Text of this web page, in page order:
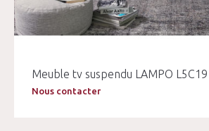
Meuble tv suspendu LAMPO L5C19
Nous contacter